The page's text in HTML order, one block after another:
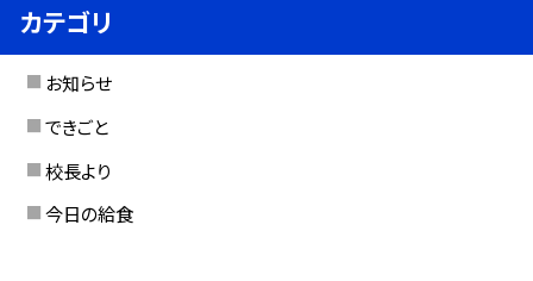
カテゴリ
お知らせ
できごと
校長より
今日の給食